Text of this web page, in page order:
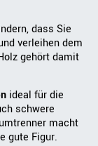
dass Sie
verleihen dem
gehört damit
ideal für die
schwere
macht
gute Figur.